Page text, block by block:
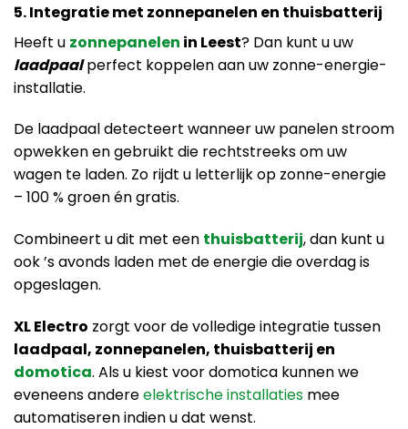
5. Integratie met zonnepanelen en thuisbatterij
Heeft u zonnepanelen in Leest? Dan kunt u uw
laadpaalperfect koppelen aan uw zonne-energie-
installatie.
De laadpaal detecteert wanneer uw panelen stroom
opwekken en gebruikt die rechtstreeks om uw
wagen te laden. Zo rijdt u letterlijk op zonne-energie
– 100 % groen én gratis.
Combineert u dit met een thuisbatterij, dan kunt u
ook ’s avonds laden met de energie die overdag is
opgeslagen.
XL Electro zorgt voor de volledige integratie tussen
laadpaal, zonnepanelen, thuisbatterij en
domotica. Als u kiest voor domotica kunnen we
eveneens andereelektrische installaties mee
automatiseren indien u dat wenst.